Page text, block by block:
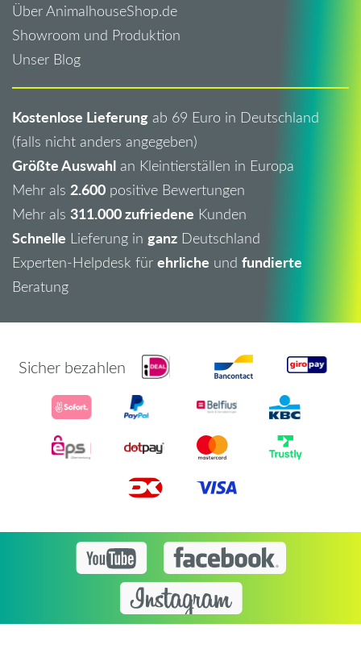
Über AnimalhouseShop.de
Showroom und Produktion
Unser Blog
Kostenlose Lieferung ab 69 Euro in Deutschland
(falls nicht anders angegeben)
Größte Auswahl an Kleintierställen in Europa
Mehr als 2.600 positive Bewertungen
Mehr als 311.000 zufriedene Kunden
Schnelle Lieferung in ganz Deutschland
Experten-Helpdesk für ehrliche und fundierte
Beratung
Sicher bezahlen